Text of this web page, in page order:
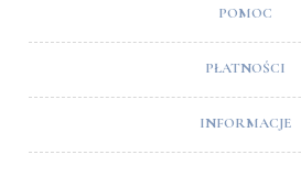
POMOC
PŁATNOŚCI
INFORMACJE